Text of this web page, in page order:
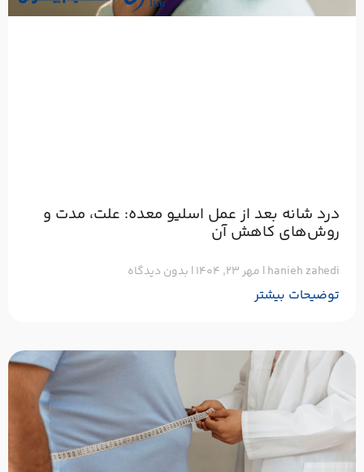
درد شانه بعد از عمل اسلیو معده: علت، مدت و
روش‌های کاهش آن
hanieh zahedi مهر ۲۳, ۱۴۰۴ بدون دیدگاه
توضیحات بیشتر